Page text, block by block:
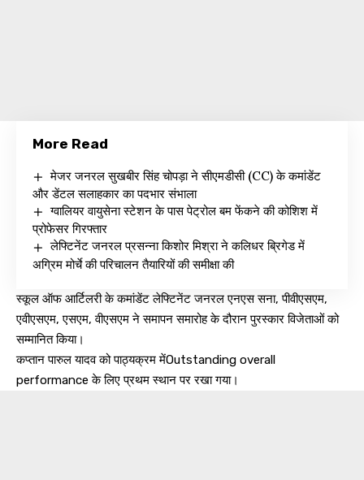
More Read
मेजर जनरल सुखबीर सिंह चोपड़ा ने सीएमडीसी (CC) के कमांडेंट
और डेंटल सलाहकार का पदभार संभाला
ग्वालियर वायुसेना स्टेशन के पास पेट्रोल बम फेंकने की कोशिश में
प्रोफेसर गिरफ्तार
लेफ्टिनेंट जनरल प्रसन्ना किशोर मिश्रा ने कलिधर ब्रिगेड में
अग्रिम मोर्चे की परिचालन तैयारियों की समीक्षा की
स्कूल ऑफ आर्टिलरी के कमांडेंट लेफ्टिनेंट जनरल एनएस सना, पीवीएसएम,
एवीएसएम, एसएम, वीएसएम ने समापन समारोह के दौरान पुरस्कार विजेताओं को
सम्मानित किया।
कप्तान पारुल यादव को पाठ्यक्रम मेंOutstanding overall
performance के लिए प्रथम स्थान पर रखा गया।